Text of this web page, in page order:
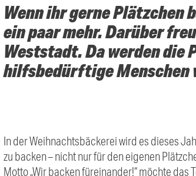
Wenn ihr gerne Plätzchen
ein paar mehr. Darüber
Weststadt. Da werden die
hilfsbedürftige Menschen
In der Weihnachtsbäckerei wird es dieses
zu backen – nicht nur für den eigenen
Motto „Wir backen füreinander!“ möchte